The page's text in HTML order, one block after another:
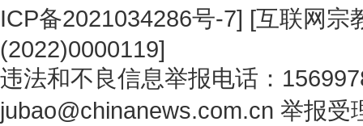
ICP备2021034286号-7] [互联网宗
(2022)0000119]
违法和不良信息举报电话：
jubao@chinanews.com.cn 举报受